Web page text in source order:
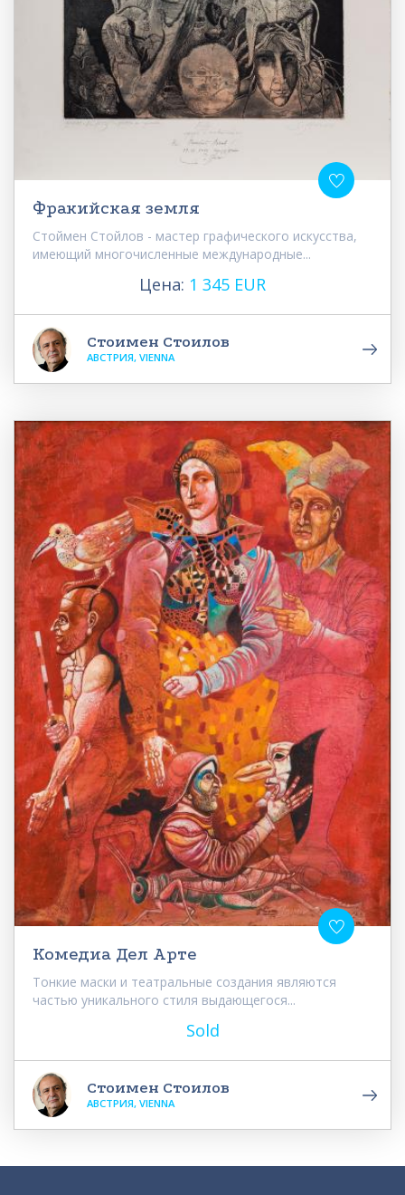
Фракийская земля
Стоймен Стойлов - мастер графического искусства,
имеющий многочисленные международные...
Цена: 1 345 EUR
Стоимен Стоилов
АВСТРИЯ, VIENNA
Комедиа Дел Арте
Тонкие маски и театральные создания являются
частью уникального стиля выдающегося...
Sold
Стоимен Стоилов
АВСТРИЯ, VIENNA